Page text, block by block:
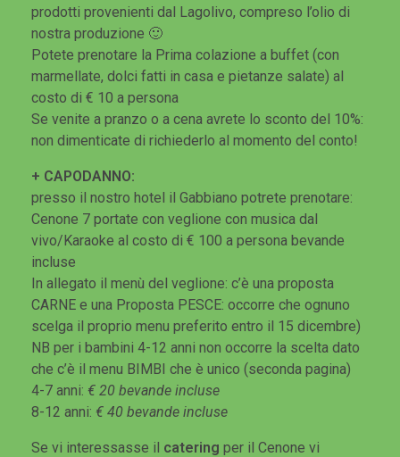
prodotti provenienti dal Lagolivo, compreso l’olio di
nostra produzione 🙂
Potete prenotare la Prima colazione a buffet (con
marmellate, dolci fatti in casa e pietanze salate) al
costo di € 10 a persona
Se venite a pranzo o a cena avrete lo sconto del 10%:
non dimenticate di richiederlo al momento del conto!
+ CAPODANNO:
presso il nostro hotel il Gabbiano potrete prenotare:
Cenone 7 portate con veglione con musica dal
vivo/Karaoke al costo di € 100 a persona bevande
incluse
In allegato il menù del veglione: c’è una proposta
CARNE e una Proposta PESCE: occorre che ognuno
scelga il proprio menu preferito entro il 15 dicembre)
NB per i bambini 4-12 anni non occorre la scelta dato
che c’è il menu BIMBI che è unico (seconda pagina)
4-7 anni: € 20 bevande incluse
8-12 anni: € 40 bevande incluse
Se vi interessasse il catering per il Cenone vi